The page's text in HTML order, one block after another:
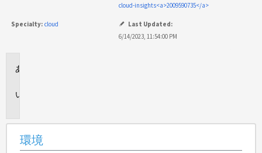
cloud-insights<a>2009590735</a>
Specialty: cloud
Last Updated:
6/14/2023, 11:54:00 PM
環境